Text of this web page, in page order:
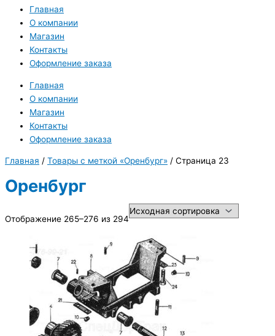
Главная
О компании
Магазин
Контакты
Оформление заказа
Главная
О компании
Магазин
Контакты
Оформление заказа
Главная / Товары с меткой «Оренбург» / Страница 23
Оренбург
Отображение 265–276 из 294